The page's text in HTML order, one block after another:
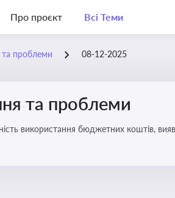
Про проєкт Всі Теми
проблеми 08-12-2025
та проблеми
використання бюджетних коштів,